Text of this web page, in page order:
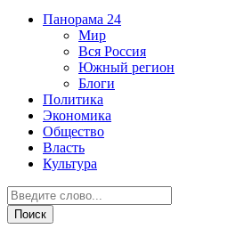
Панорама 24
Мир
Вся Россия
Южный регион
Блоги
Политика
Экономика
Общество
Власть
Культура